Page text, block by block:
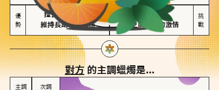
優
勢
擅長聆聽與溝通
維持長期穩定關係
不喜歡變化
缺乏關係中的激情
挑
戰
對方的主調蠟燭是...
主調 次調